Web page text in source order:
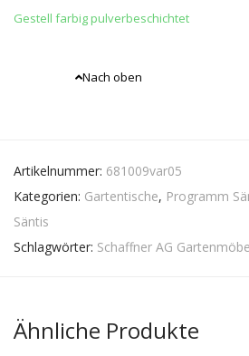
Gestell farbig pulverbeschichtet
Nach oben
Artikelnummer: 681009var05
Kategorien: Gartentische, Programm
Säntis
Schlagwörter: Schaffner AG
Ähnliche Produkte